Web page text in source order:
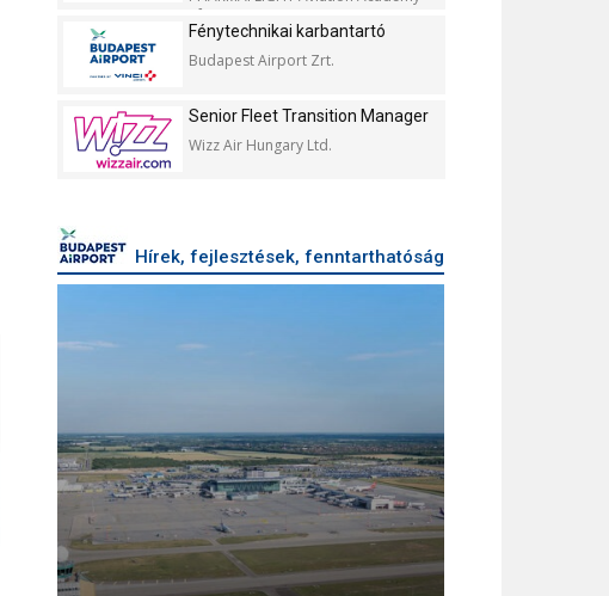
Kft.
Fénytechnikai karbantartó
Budapest Airport Zrt.
Senior Fleet Transition Manager
Wizz Air Hungary Ltd.
Hírek, fejlesztések, fenntarthatóság